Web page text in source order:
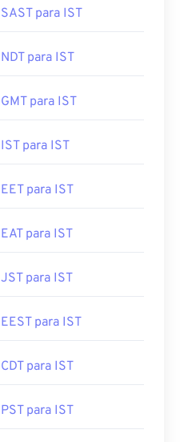
SAST para IST
NDT para IST
GMT para IST
IST para IST
EET para IST
EAT para IST
JST para IST
EEST para IST
CDT para IST
PST para IST